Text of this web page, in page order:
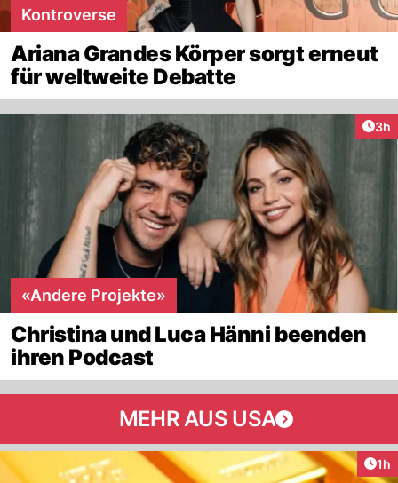
Kontroverse
Ariana Grandes Körper sorgt erneut
für weltweite Debatte
3h
«Andere Projekte»
Christina und Luca Hänni beenden
ihren Podcast
MEHR AUS USA
1h